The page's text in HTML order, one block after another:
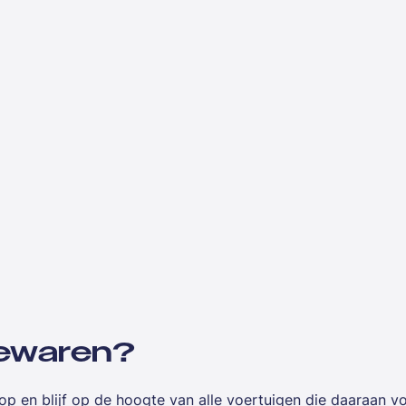
en blijf op de hoogte van alle voertuigen die daaraan